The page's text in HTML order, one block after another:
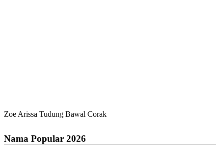
Zoe Arissa Tudung Bawal Corak
Nama Popular 2026